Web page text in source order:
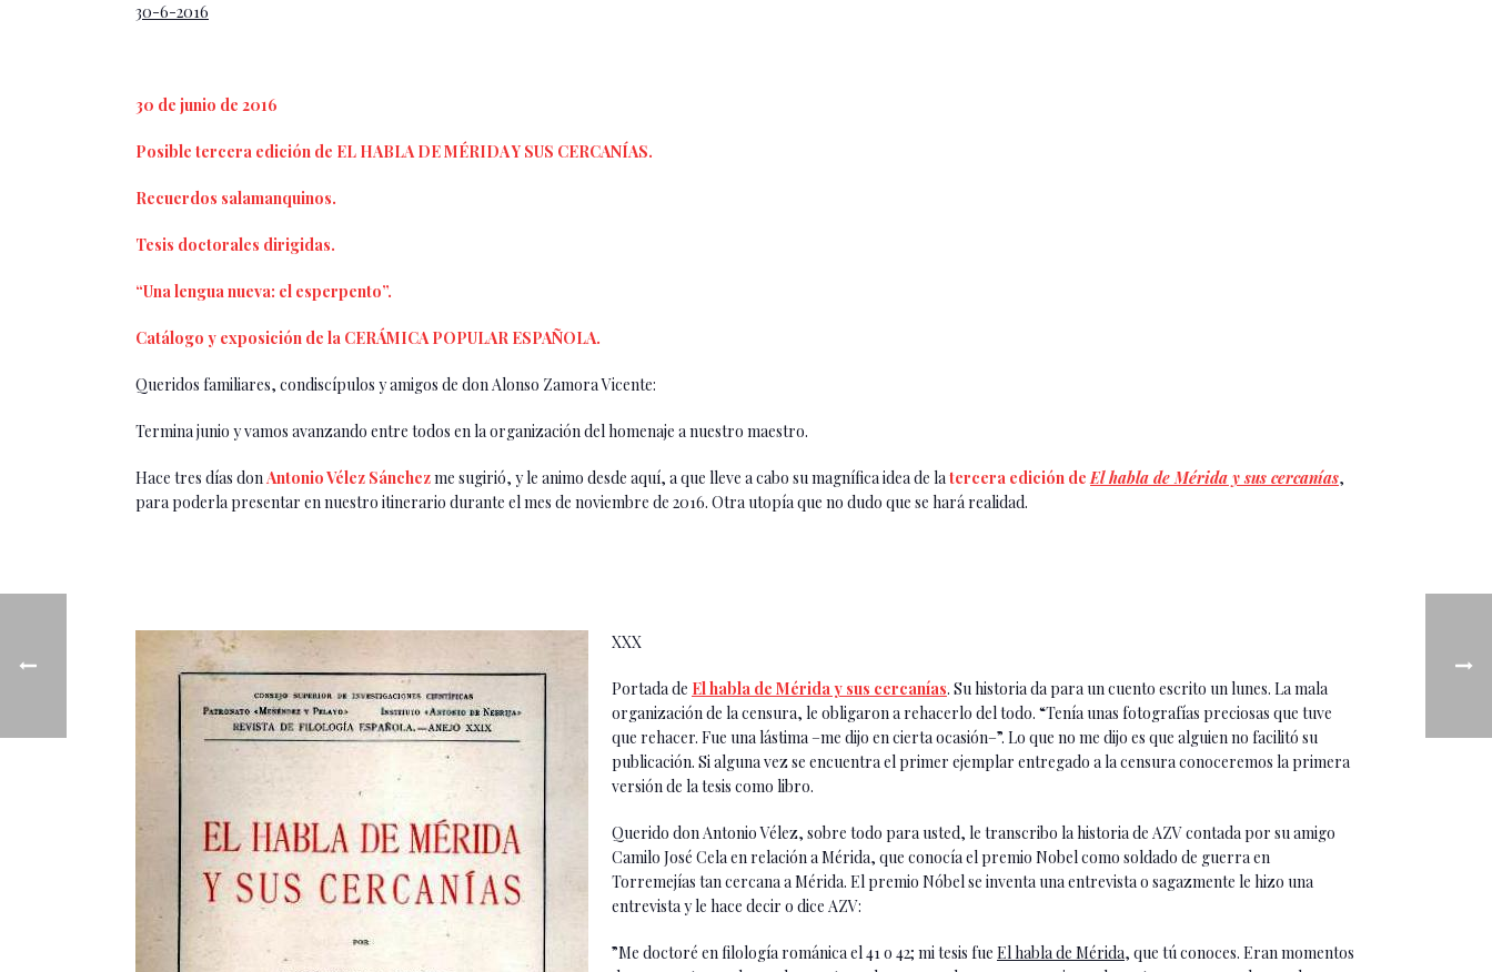
30-6-2016
30 de junio de 2016
Posible tercera edición de EL HABLA DE MÉRIDA Y SUS CERCANÍAS.
Recuerdos salamanquinos.
Tesis doctorales dirigidas.
“Una lengua nueva: el esperpento”.
Catálogo y exposición de la CERÁMICA POPULAR ESPAÑOLA.
Queridos familiares, condiscípulos y amigos de don Alonso Zamora Vicente:
Termina junio y vamos avanzando entre todos en la organización del homenaje a nuestro maestro.
Hace tres días donAntonio Vélez Sánchezme sugirió, y le animo desde aquí, a que lleve a cabo su magnífica idea de latercera edición deEl habla de Mérida y sus cercanías,
para poderla presentar en nuestro itinerario durante el mes de noviembre de 2016. Otra utopía que no dudo que se hará realidad.
XXX
Portada de El habla de Mérida y sus cercanías. Su historia da para un cuento escrito un lunes. La mala
organización de la censura, le obligaron a rehacerlo del todo. “Tenía unas fotografías preciosas que tuve
que rehacer. Fue una lástima –me dijo en cierta ocasión–”. Lo que no me dijo es que alguien no facilitó su
publicación. Si alguna vez se encuentra el primer ejemplar entregado a la censura conoceremos la primera
versión de la tesis como libro.
Querido don Antonio Vélez, sobre todo para usted, le transcribo la historia de AZV contada por su amigo
Camilo José Cela en relación a Mérida, que conocía el premio Nobel como soldado de guerra en
Torremejías tan cercana a Mérida. El premio Nóbel se inventa una entrevista o sagazmente le hizo una
entrevista y le hace decir o dice AZV:
”Me doctoré en filología románica el 41 o 42; mi tesis fue El habla de Mérida, que tú conoces. Eran momentos